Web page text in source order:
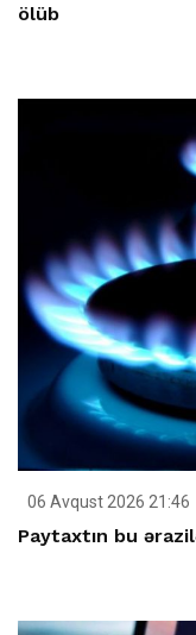
ölüb
06 Avqust 2026 21:46
Paytaxtın bu